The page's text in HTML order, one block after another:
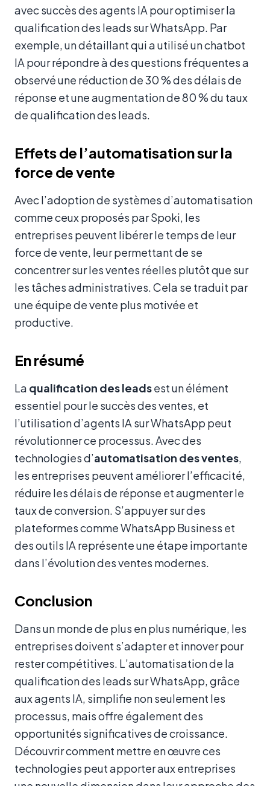
avec succès des agents IA pour optimiser la
qualification des leads sur WhatsApp. Par
exemple, un détaillant qui a utilisé un chatbot
IA pour répondre à des questions fréquentes a
observé une réduction de 30 % des délais de
réponse et une augmentation de 80 % du taux
de qualification des leads.
Effets de l’automatisation sur la
force de vente
Avec l’adoption de systèmes d’automatisation
comme ceux proposés par Spoki, les
entreprises peuvent libérer le temps de leur
force de vente, leur permettant de se
concentrer sur les ventes réelles plutôt que sur
les tâches administratives. Cela se traduit par
une équipe de vente plus motivée et
productive.
En résumé
La qualification des leadsest un élément
essentiel pour le succès des ventes, et
l’utilisation d’agents IA sur WhatsApp peut
révolutionner ce processus. Avec des
technologies d’automatisation des ventes,
les entreprises peuvent améliorer l’efficacité,
réduire les délais de réponse et augmenter le
taux de conversion. S’appuyer sur des
plateformes comme WhatsApp Business et
des outils IA représente une étape importante
dans l’évolution des ventes modernes.
Conclusion
Dans un monde de plus en plus numérique, les
entreprises doivent s’adapter et innover pour
rester compétitives. L’automatisation de la
qualification des leads sur WhatsApp, grâce
aux agents IA, simplifie non seulement les
processus, mais offre également des
opportunités significatives de croissance.
Découvrir comment mettre en œuvre ces
technologies peut apporter aux entreprises